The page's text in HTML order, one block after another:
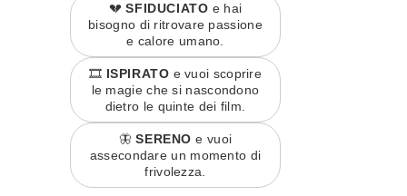
💔SFIDUCIATO e hai
bisogno di ritrovare passione
e calore umano.
🎞️ ISPIRATO e vuoi scoprire
le magie che si nascondono
dietro le quinte dei film.
🦋SERENO e vuoi
assecondare un momento di
frivolezza.